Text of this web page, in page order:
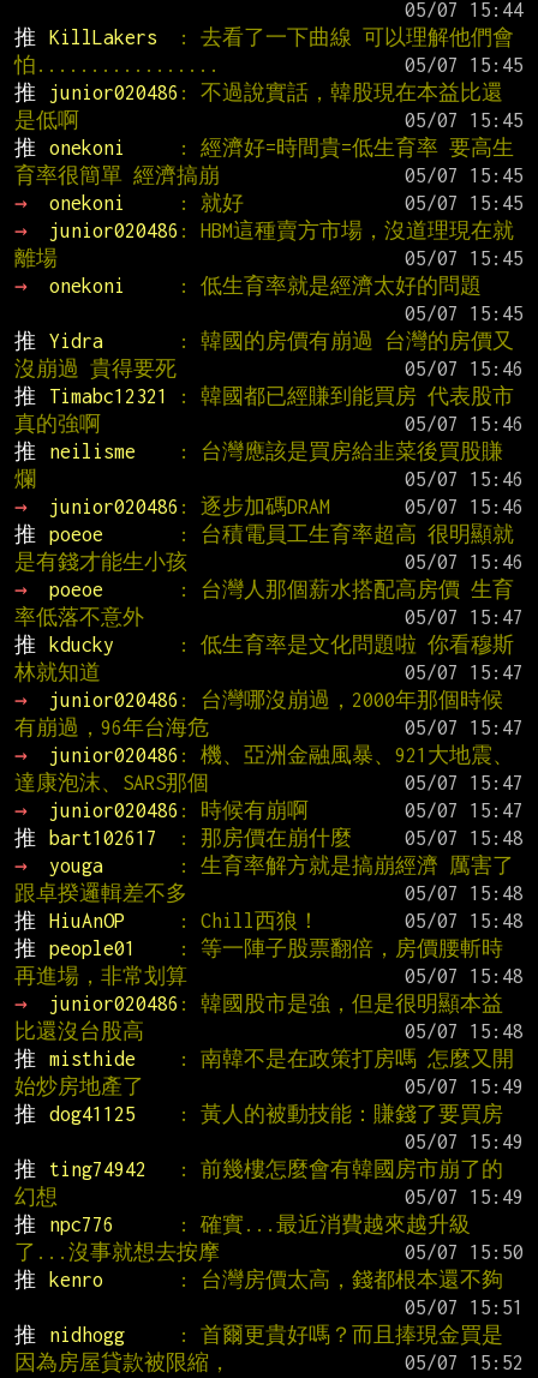
推
KillLakers
: 去看了一下曲線 可以理解他們會
怕.................
推
junior020486 : 不過說實話，韓股現在本益比還
是低啊
推
onekoni
: 經濟好=時間貴=低生育率 要高生
育率很簡單 經濟搞崩
→
onekoni : 就好
→
junior020486 : HBM這種賣方市場，沒道理現在就
離場
→
onekoni
: 低生育率就是經濟太好的問題
推
Yidra
: 韓國的房價有崩過 台灣的房價又
沒崩過 貴得要死
推
Timabc12321
: 韓國都已經賺到能買房 代表股市
真的強啊
推
neilisme
: 台灣應該是買房給韭菜後買股賺
爛
→
junior020486 : 逐步加碼DRAM
推
poeoe
: 台積電員工生育率超高 很明顯就
是有錢才能生小孩
→
poeoe
: 台灣人那個薪水搭配高房價 生育
率低落不意外
推
kducky
: 低生育率是文化問題啦 你看穆斯
林就知道
→
junior020486 : 台灣哪沒崩過，2000年那個時候
有崩過，96年台海危
→
junior020486 : 機、亞洲金融風暴、921大地震、
達康泡沫、SARS那個
→
junior020486 : 時候有崩啊
推
bart102617 : 那房價在崩什麼
→
youga
: 生育率解方就是搞崩經濟 厲害了
跟卓揆邏輯差不多
推
HiuAnOP : Chill西狼！
推
people01
: 等一陣子股票翻倍，房價腰斬時
再進場，非常划算
→
junior020486 : 韓國股市是強，但是很明顯本益
比還沒台股高
推
misthide
: 南韓不是在政策打房嗎 怎麼又開
始炒房地產了
推
dog41125
: 黃人的被動技能：賺錢了要買房
推
ting74942
: 前幾樓怎麼會有韓國房市崩了的
幻想
推
npc776
: 確實...最近消費越來越升級
了...沒事就想去按摩
推
kenro
: 台灣房價太高，錢都根本還不夠
推
nidhogg
: 首爾更貴好嗎？而且捧現金買是
因為房屋貸款被限縮，